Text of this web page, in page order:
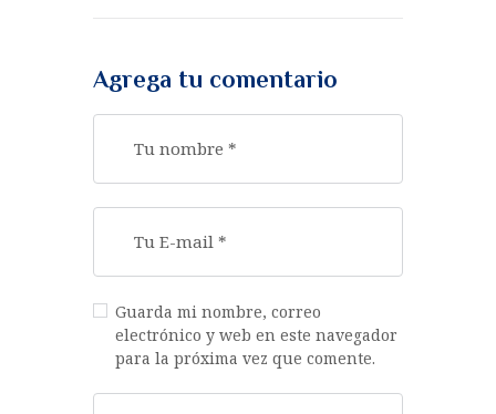
Agrega tu comentario
Guarda mi nombre, correo
electrónico y web en este navegador
para la próxima vez que comente.